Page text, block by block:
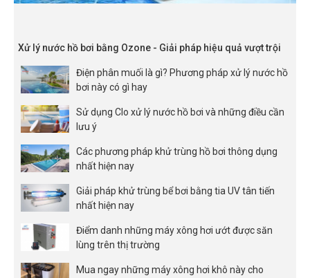
Xử lý nước hồ bơi bằng Ozone - Giải pháp hiệu quả vượt trội
Điện phân muối là gì? Phương pháp xử lý nước hồ
bơi này có gì hay
Sử dụng Clo xử lý nước hồ bơi và những điều cần
lưu ý
Các phương pháp khử trùng hồ bơi thông dụng
nhất hiện nay
Giải pháp khử trùng bể bơi bằng tia UV tân tiến
nhất hiện nay
Điểm danh những máy xông hơi ướt được săn
lùng trên thị trường
Mua ngay những máy xông hơi khô này cho